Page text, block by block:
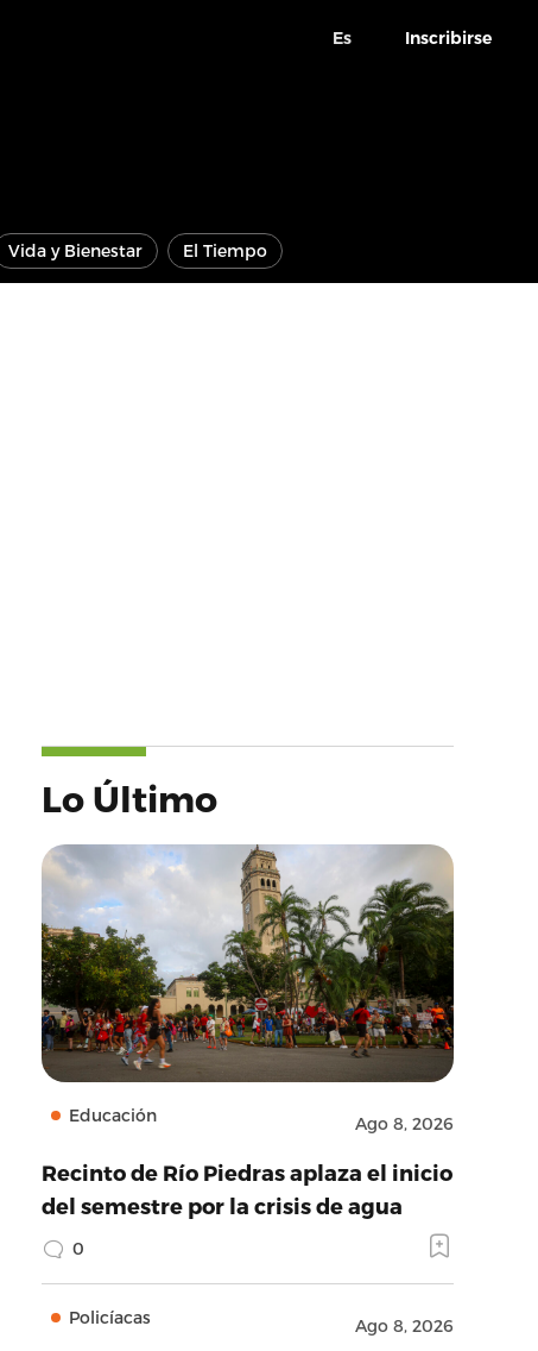
Es Inscribirse
Vida y Bienestar El Tiempo
Lo Último
Educación Ago 8, 2026
Recinto de Río Piedras aplaza el inicio
del semestre por la crisis de agua
0
Policíacas Ago 8, 2026